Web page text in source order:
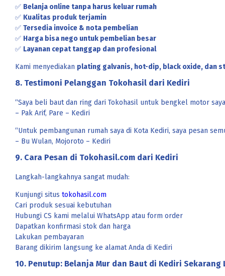
✅ Belanja online tanpa harus keluar rumah
✅ Kualitas produk terjamin
✅ Tersedia invoice & nota pembelian
✅ Harga bisa nego untuk pembelian besar
✅ Layanan cepat tanggap dan profesional
Kami menyediakan plating galvanis, hot-dip, black oxide, dan
8. Testimoni Pelanggan Tokohasil dari Kediri
“Saya beli baut dan ring dari Tokohasil untuk bengkel motor
– Pak Arif, Pare – Kediri
“Untuk pembangunan rumah saya di Kota Kediri, saya pesan
– Bu Wulan, Mojoroto – Kediri
9. Cara Pesan di Tokohasil.com dari Kediri
Langkah-langkahnya sangat mudah:
Kunjungi situs tokohasil.com
Cari produk sesuai kebutuhan
Hubungi CS kami melalui WhatsApp atau form order
Dapatkan konfirmasi stok dan harga
Lakukan pembayaran
Barang dikirim langsung ke alamat Anda di Kediri
10. Penutup: Belanja Mur dan Baut di Kediri Sekarang